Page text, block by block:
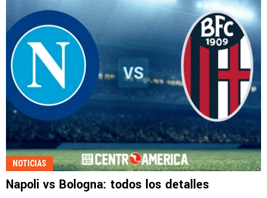
NOTICIAS
Napoli vs Bologna: todos los detalles